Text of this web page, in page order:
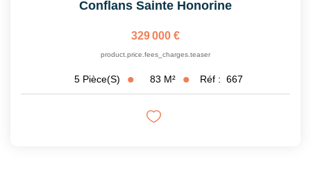
Conflans Sainte Honorine
329 000 €
product.price.fees_charges.teaser
5 Pièce(s) 83 M² Réf : 667